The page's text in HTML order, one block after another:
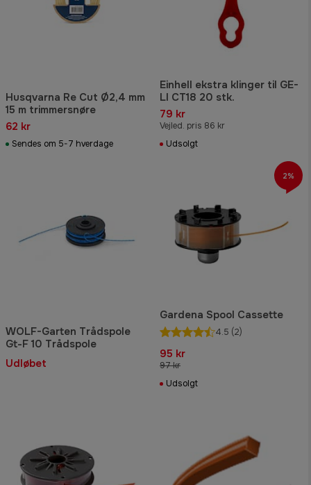
Husqvarna Re Cut Ø2,4 mm
15 m trimmersnøre
62 kr
Sendes om 5-7 hverdage
Einhell ekstra klinger til GE-
LI CT18 20 stk.
79 kr
Vejled. pris 86 kr
Udsolgt
WOLF-Garten Trådspole
Gt-F 10 Trådspole
Udløbet
Gardena Spool Cassette
4.5 (2)
95 kr
97 kr
Udsolgt
2%